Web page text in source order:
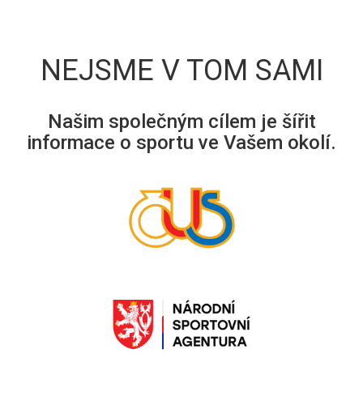
NEJSME V TOM SAMI
Našim společným cílem je šířit
informace o sportu ve Vašem okolí.